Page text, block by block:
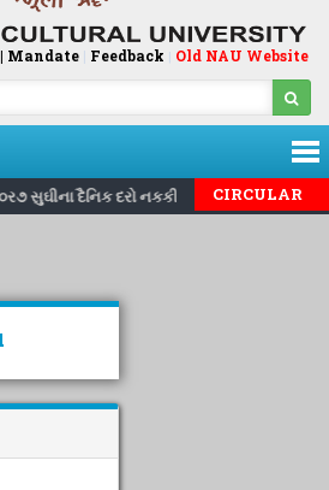
Mandate| Feedback | Old NAU Website
દૈનિક દરો નકકી કરવા બાબત..| |
CIRCULAR